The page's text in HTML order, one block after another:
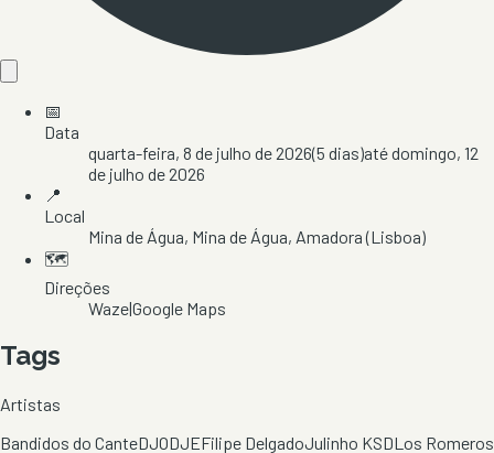
📅
Data
quarta-feira, 8 de julho de 2026(5 dias)atédomingo, 12
de julho de 2026
📍
Local
Mina de Água, Mina de Água, Amadora(Lisboa)
🗺️
Direções
Waze|Google Maps
Tags
Artistas
Bandidos do CanteDJODJEFilipe DelgadoJulinho KSDLos Romeros